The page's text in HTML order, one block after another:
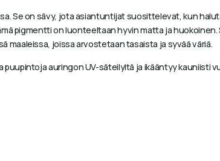
Se on sävy, jota asiantuntijat suosittelevat, kun
pigmentti on luonteeltaan hyvin matta ja
maaleissa, joissa arvostetaan tasaista ja syvää väriä.
auringon UV-säteilyltä ja ikääntyy kauniisti